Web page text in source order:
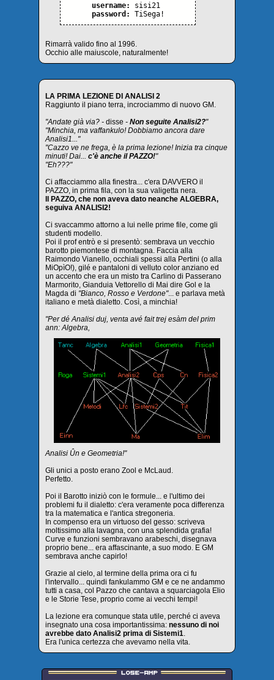
username:
sisi21
password:
TiSega!
Rimarrà valido fino al 1996.
Occhio alle maiuscole, naturalmente!
LA PRIMA LEZIONE DI ANALISI 2
Raggiunto il piano terra, incrociammo di nuovo GM.
"Andate già via? - disse - Non seguite Analisi2?"
"Minchia, ma vaffankulo! Dobbiamo ancora dare
Analisi1..."
"Cazzo ve ne frega, è la prima lezione! Inizia tra cinque
minuti! Dai... c'è anche il PAZZO!"
"Eh???"
Ci affacciammo alla finestra... c'era DAVVERO il
PAZZO, in prima fila, con la sua valigetta nera.
Il PAZZO, che non aveva dato neanche ALGEBRA,
seguiva ANALISI2!
Ci svaccammo attorno a lui nelle prime file, come gli
studenti modello.
Poi il prof entrò e si presentò: sembrava un vecchio
barotto piemontese di montagna. Faccia alla
Raimondo Vianello, occhiali spessi alla Pertini (o alla
MiOpìO!), gilé e pantaloni di velluto color anziano ed
un accento che era un misto tra Carlino di Passerano
Marmorito, Gianduia Vettorello di Mai dire Gol e la
Magda di "Bianco, Rosso e Verdone"... e parlava metà
italiano e metà dialetto. Così, a minchia!
"Per dé Analisi duj, venta avé fait trej esàm del prim
ann: Algebra,
Analisi Ûn e Geometria!"
Gli unici a posto erano Zool e McLaud.
Perfetto.
Poi il Barotto iniziò con le formule... e l'ultimo dei
problemi fu il dialetto: c'era veramente poca differenza
tra la matematica e l'antica stregoneria.
In compenso era un virtuoso del gesso: scriveva
moltissimo alla lavagna, con una splendida grafia!
Curve e funzioni sembravano arabeschi, disegnava
proprio bene... era affascinante, a suo modo. E GM
sembrava anche capirlo!
Grazie al cielo, al termine della prima ora ci fu
l'intervallo... quindi fankulammo GM e ce ne andammo
tutti a casa, col Pazzo che cantava a squarciagola Elio
e le Storie Tese, proprio come ai vecchi tempi!
La lezione era comunque stata utile, perché ci aveva
insegnato una cosa importantissima: nessuno di noi
avrebbe dato Analisi2 prima di Sistemi1
Era l'unica certezza che avevamo nella vita.